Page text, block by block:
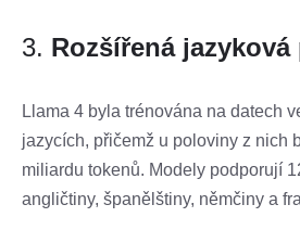
3. Rozšířená
Llama 4 byla trénována na datech
jazycích, přičemž u poloviny z nich
miliardu tokenů. Modely podporují
angličtiny, španělštiny, němčiny a